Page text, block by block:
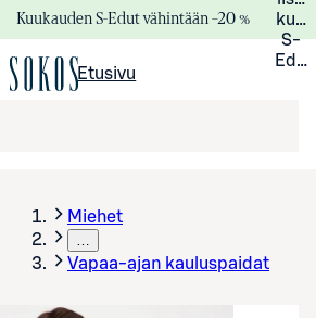
Kuukauden S-Edut vähintään –20 %
S-
Etusivu
Miehet
…
Vapaa-ajan kauluspaidat